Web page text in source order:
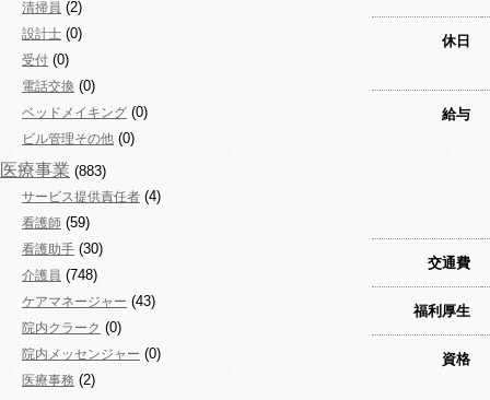
清掃員 (2)
設計士 (0)
受付 (0)
電話交換 (0)
ベッドメイキング (0)
ビル管理その他 (0)
医療事業 (883)
サービス提供責任者 (4)
看護師 (59)
看護助手 (30)
介護員 (748)
ケアマネージャー (43)
院内クラーク (0)
院内メッセンジャー (0)
医療事務 (2)
休日
給与
交通費
福利厚生
資格